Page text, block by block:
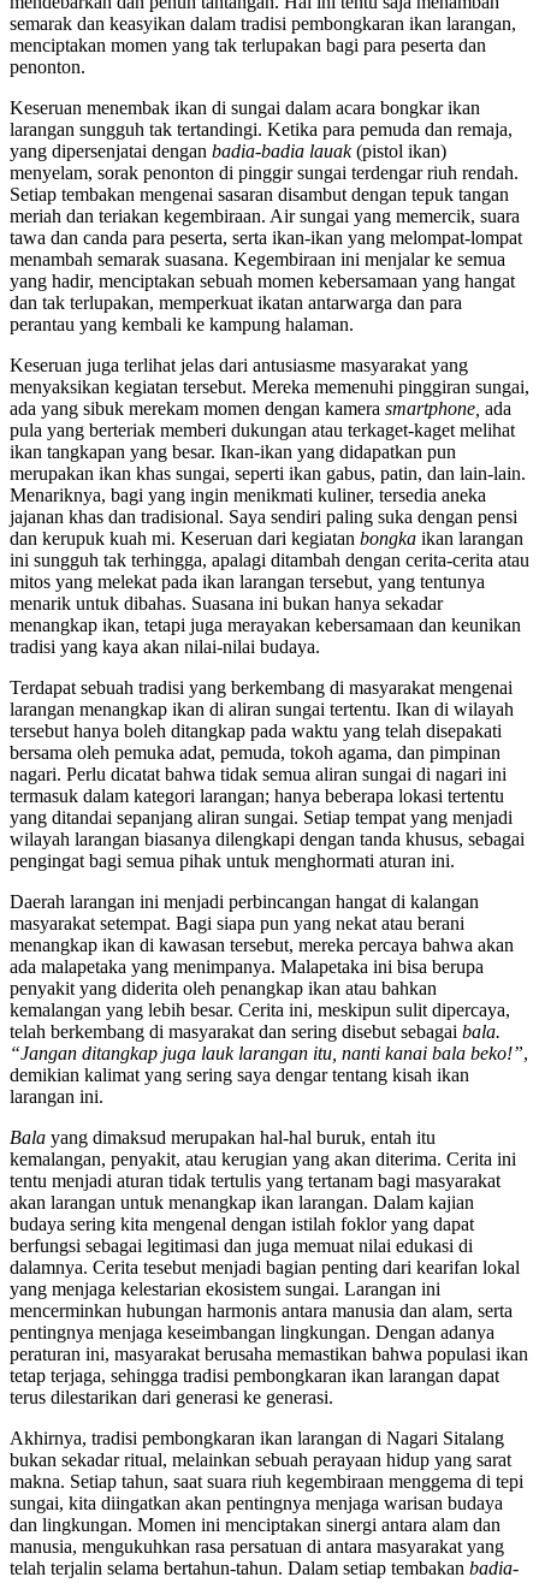
semarak dan keasyikan dalam tradisi pembongkaran ikan larangan,
menciptakan momen yang tak terlupakan bagi para peserta dan
penonton.
Keseruan menembak ikan di sungai dalam acara bongkar ikan
larangan sungguh tak tertandingi. Ketika para pemuda dan remaja,
yang dipersenjatai dengan badia-badia lauak(pistol ikan)
menyelam, sorak penonton di pinggir sungai terdengar riuh rendah.
Setiap tembakan mengenai sasaran disambut dengan tepuk tangan
meriah dan teriakan kegembiraan. Air sungai yang memercik, suara
tawa dan canda para peserta, serta ikan-ikan yang melompat-lompat
menambah semarak suasana. Kegembiraan ini menjalar ke semua
yang hadir, menciptakan sebuah momen kebersamaan yang hangat
dan tak terlupakan, memperkuat ikatan antarwarga dan para
perantau yang kembali ke kampung halaman.
Keseruan juga terlihat jelas dari antusiasme masyarakat yang
menyaksikan kegiatan tersebut. Mereka memenuhi pinggiran sungai,
ada yang sibuk merekam momen dengan kamera smartphone, ada
pula yang berteriak memberi dukungan atau terkaget-kaget melihat
ikan tangkapan yang besar. Ikan-ikan yang didapatkan pun
merupakan ikan khas sungai, seperti ikan gabus, patin, dan lain-lain.
Menariknya, bagi yang ingin menikmati kuliner, tersedia aneka
jajanan khas dan tradisional. Saya sendiri paling suka dengan pensi
dan kerupuk kuah mi. Keseruan dari kegiatan bongka ikan larangan
ini sungguh tak terhingga, apalagi ditambah dengan cerita-cerita atau
mitos yang melekat pada ikan larangan tersebut, yang tentunya
menarik untuk dibahas. Suasana ini bukan hanya sekadar
menangkap ikan, tetapi juga merayakan kebersamaan dan keunikan
tradisi yang kaya akan nilai-nilai budaya.
Terdapat sebuah tradisi yang berkembang di masyarakat mengenai
larangan menangkap ikan di aliran sungai tertentu. Ikan di wilayah
tersebut hanya boleh ditangkap pada waktu yang telah disepakati
bersama oleh pemuka adat, pemuda, tokoh agama, dan pimpinan
nagari. Perlu dicatat bahwa tidak semua aliran sungai di nagari ini
termasuk dalam kategori larangan; hanya beberapa lokasi tertentu
yang ditandai sepanjang aliran sungai. Setiap tempat yang menjadi
wilayah larangan biasanya dilengkapi dengan tanda khusus, sebagai
pengingat bagi semua pihak untuk menghormati aturan ini.
Daerah larangan ini menjadi perbincangan hangat di kalangan
masyarakat setempat. Bagi siapa pun yang nekat atau berani
menangkap ikan di kawasan tersebut, mereka percaya bahwa akan
ada malapetaka yang menimpanya. Malapetaka ini bisa berupa
penyakit yang diderita oleh penangkap ikan atau bahkan
kemalangan yang lebih besar. Cerita ini, meskipun sulit dipercaya,
telah berkembang di masyarakat dan sering disebut sebagai bala.
“Jangan ditangkap juga lauk larangan itu, nanti kanai bala beko!”,
demikian kalimat yang sering saya dengar tentang kisah ikan
larangan ini.
Bala yang dimaksud merupakan hal-hal buruk, entah itu
kemalangan, penyakit, atau kerugian yang akan diterima. Cerita ini
tentu menjadi aturan tidak tertulis yang tertanam bagi masyarakat
akan larangan untuk menangkap ikan larangan. Dalam kajian
budaya sering kita mengenal dengan istilah foklor yang dapat
berfungsi sebagai legitimasi dan juga memuat nilai edukasi di
dalamnya. Cerita tesebut menjadi bagian penting dari kearifan lokal
yang menjaga kelestarian ekosistem sungai. Larangan ini
mencerminkan hubungan harmonis antara manusia dan alam, serta
pentingnya menjaga keseimbangan lingkungan. Dengan adanya
peraturan ini, masyarakat berusaha memastikan bahwa populasi ikan
tetap terjaga, sehingga tradisi pembongkaran ikan larangan dapat
terus dilestarikan dari generasi ke generasi.
Akhirnya, tradisi pembongkaran ikan larangan di Nagari Sitalang
bukan sekadar ritual, melainkan sebuah perayaan hidup yang sarat
makna. Setiap tahun, saat suara riuh kegembiraan menggema di tepi
sungai, kita diingatkan akan pentingnya menjaga warisan budaya
dan lingkungan. Momen ini menciptakan sinergi antara alam dan
manusia, mengukuhkan rasa persatuan di antara masyarakat yang
telah terjalin selama bertahun-tahun. Dalam setiap tembakan badia-